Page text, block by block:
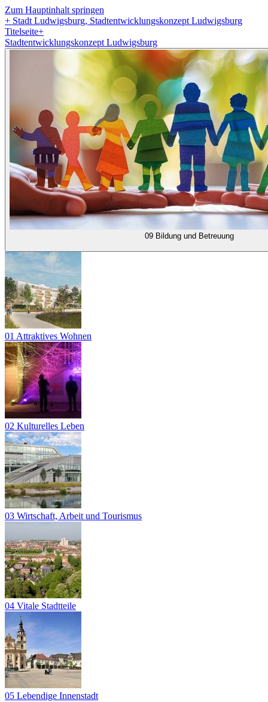
Zum Hauptinhalt springen
+ Stadt Ludwigsburg, Stadtentwicklungskonzept Ludwigsburg
Titelseite+
Stadtentwicklungskonzept Ludwigsburg
09 Bildung und Betreuung
01 Attraktives Wohnen
02 Kulturelles Leben
03 Wirtschaft, Arbeit und Tourismus
04 Vitale Stadtteile
05 Lebendige Innenstadt